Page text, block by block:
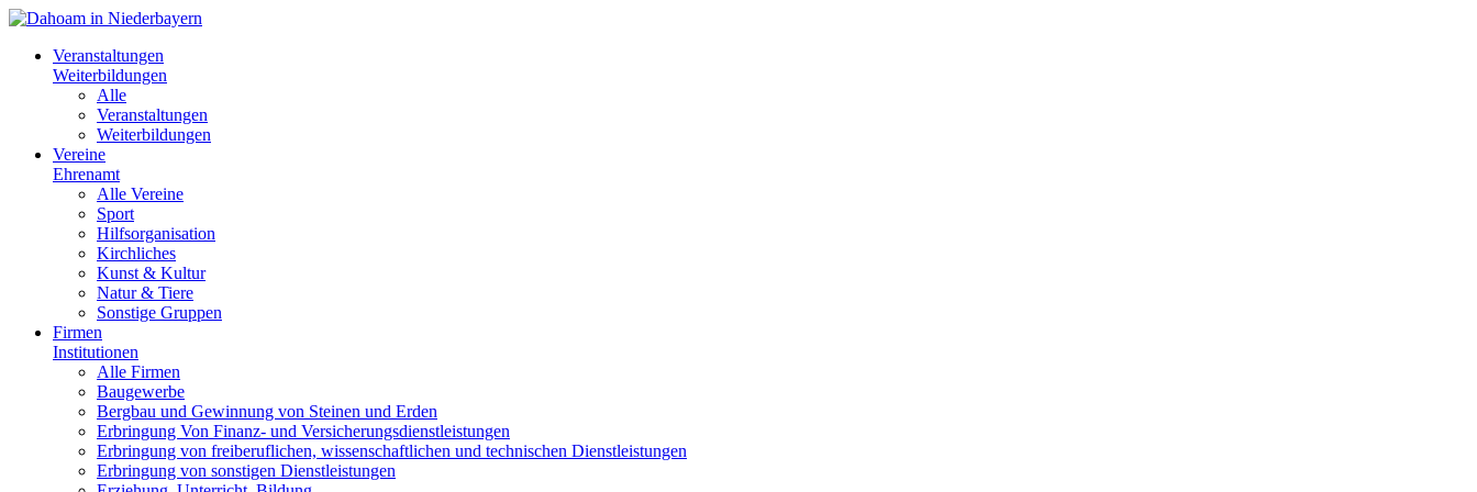
Veranstaltungen
Weiterbildungen
Alle
Veranstaltungen
Weiterbildungen
Vereine
Ehrenamt
Alle Vereine
Sport
Hilfsorganisation
Kirchliches
Kunst & Kultur
Natur & Tiere
Sonstige Gruppen
Firmen
Institutionen
Alle Firmen
Baugewerbe
Bergbau und Gewinnung von Steinen und Erden
Erbringung Von Finanz- und Versicherungsdienstleistungen
Erbringung von freiberuflichen, wissenschaftlichen und technischen Dienstleistungen
Erbringung von sonstigen Dienstleistungen